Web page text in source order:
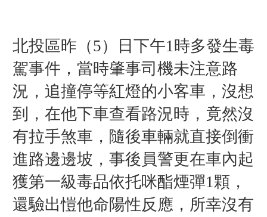
北投區昨（5）日下午1時多發生毒
駕事件，當時肇事司機未注意路
況，追撞停等紅燈的小客車，沒想
到，在他下車查看路況時，竟然沒
有拉手煞車，隨後車輛就直接倒衝
進路邊邊坡，事後員警更在車內起
獲第一級毒品依托咪酯煙彈1顆，
還驗出愷他命陽性反應，所幸沒有